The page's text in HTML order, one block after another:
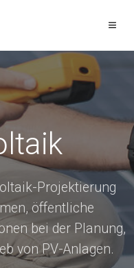
Projektierung
öffentliche
bei der Planung,
von PV-Anlagen.